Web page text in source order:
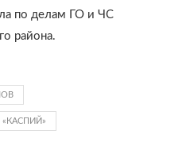
по делам ГО и ЧС
района.